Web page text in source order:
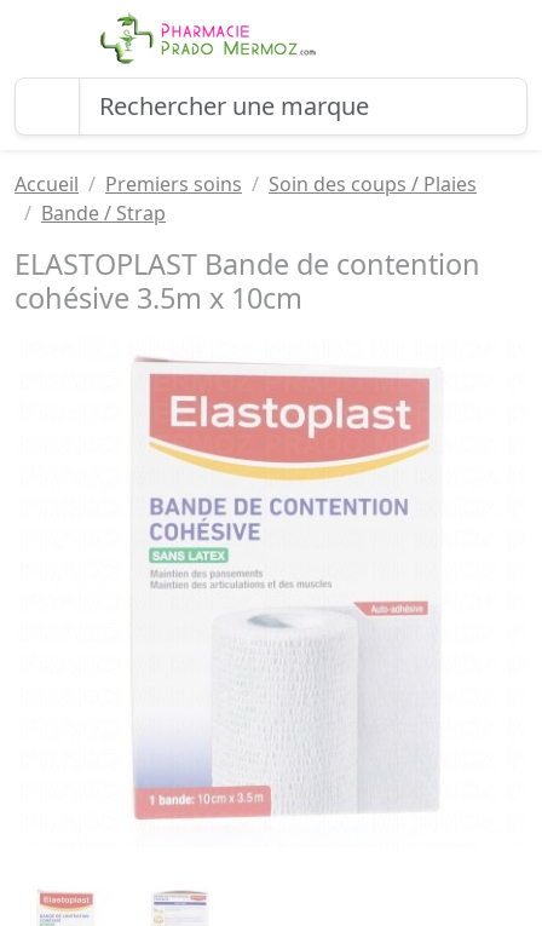
Accueil Premiers soins
Soin des coups / Plaies
Bande / Strap
ELASTOPLAST Bande de contention
cohésive 3.5m x 10cm